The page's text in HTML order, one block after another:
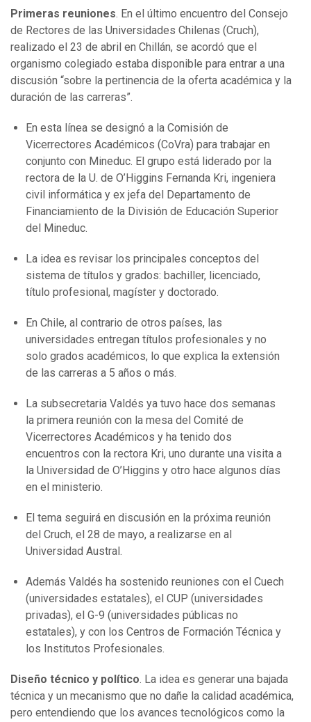
Primeras reuniones. En el último encuentro del Consejo
de Rectores de las Universidades Chilenas (Cruch),
realizado el 23 de abril en Chillán, se acordó que el
organismo colegiado estaba disponible para entrar a una
discusión “sobre la pertinencia de la oferta académica y la
duración de las carreras”.
En esta línea se designó a la Comisión de
Vicerrectores Académicos (CoVra) para trabajar en
conjunto con Mineduc. El grupo está liderado por la
rectora de la U. de O’Higgins Fernanda Kri, ingeniera
civil informática y ex jefa del Departamento de
Financiamiento de la División de Educación Superior
del Mineduc.
La idea es revisar los principales conceptos del
sistema de títulos y grados: bachiller, licenciado,
título profesional, magíster y doctorado.
En Chile, al contrario de otros países, las
universidades entregan títulos profesionales y no
solo grados académicos, lo que explica la extensión
de las carreras a 5 años o más.
La subsecretaria Valdés ya tuvo hace dos semanas
la primera reunión con la mesa del Comité de
Vicerrectores Académicos y ha tenido dos
encuentros con la rectora Kri, uno durante una visita a
la Universidad de O’Higgins y otro hace algunos días
en el ministerio.
El tema seguirá en discusión en la próxima reunión
del Cruch, el 28 de mayo, a realizarse en al
Universidad Austral.
Además Valdés ha sostenido reuniones con el Cuech
(universidades estatales), el CUP (universidades
privadas), el G-9 (universidades públicas no
estatales), y con los Centros de Formación Técnica y
los Institutos Profesionales.
Diseño técnico y político. La idea es generar una bajada
técnica y un mecanismo que no dañe la calidad académica,
pero entendiendo que los avances tecnológicos como la